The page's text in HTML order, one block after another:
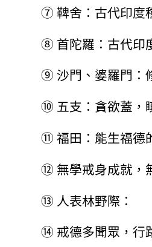
⑦ 鞞舍：古代印度
⑧ 首陀羅：古代印
⑨ 沙門、婆羅門：
⑩ 五支：貪欲蓋，
⑪ 福田：能生福德
⑫ 無學戒身成就，
⑬ 人表林野際：
⑭ 戒德多聞眾，行